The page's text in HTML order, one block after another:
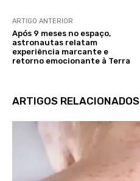
ARTIGO ANTERIOR
Após 9 meses no espaço,
astronautas relatam
experiência marcante e
retorno emocionante à Terra
ARTIGOS RELACIONADOS